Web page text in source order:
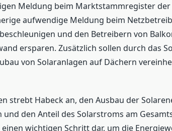
Meldung beim Marktstammregister der
aufwendige Meldung beim
und den Betreibern von
ersparen. Zusätzlich sollen durch das
von Solaranlagen auf Dächern
strebt Habeck an, den Ausbau der
den Anteil des Solarstroms am
wichtigen Schritt dar, um die